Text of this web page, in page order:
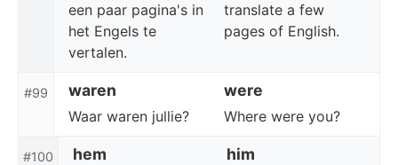
een paar pagina's in
het Engels te
vertalen.
translate a few
pages of English.
#99 waren were
Waar waren jullie? Where were you?
#100 hem him